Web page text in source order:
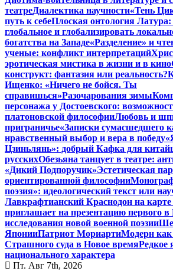
театреДиалектика научности«Тень
путь к себеПлоская онтология Латура:
глобальное и глобализировать
богатства на Западе«Разделение» и
ученые: конфликт интерпретаций
эротическая мистика в жизни и в кино
конструкт: фантазия или реальность?
Ищенко: «Ничего не бойся. Ты
справишься»Разочарования зимы
персонажа у Достоевского:
платоновской философииЛюбовь и
приграничье«Записки сумасшедшего
нравственный выбор и вера в победу
Цзиньлянь»: добрый Кафка для
русскихОбезьяна танцует в театре:
«Дикий Подпоручик»Эстетическая
ориентированной философии
поэзия»: идеологический текст или
Лавкрафтианский Краснодон на карте
приглашает на презентацию первого в
исследования новой военной поэзии
ЯпонииПатриот МориартиМодерн как
Страшного суда в Новое времяРедкое
национального характера
Пт. Авг 7th, 2026